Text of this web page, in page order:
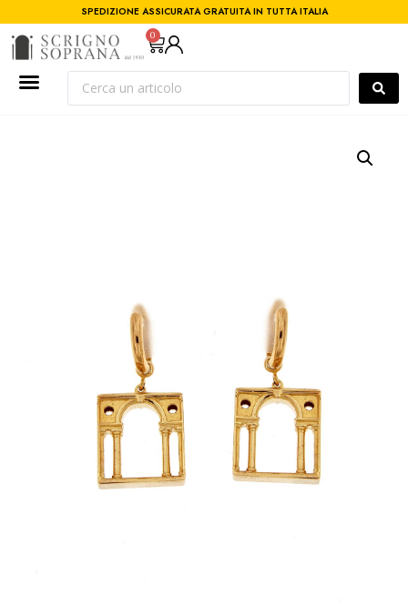
SPEDIZIONE ASSICURATA GRATUITA IN TUTTA ITALIA
0